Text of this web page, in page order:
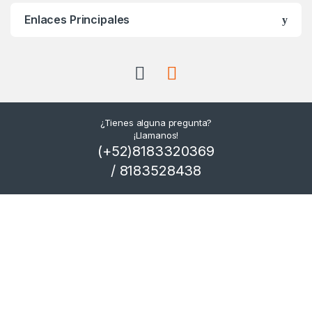
Enlaces Principales
¿Tienes alguna pregunta?
¡Llamanos!
(+52)8183320369
/ 8183528438